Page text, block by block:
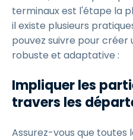
terminaux est l'étape la
il existe plusieurs
pouvez suivre pour créer
robuste et adaptative :
Impliquer les
travers les
Assurez-vous que toutes